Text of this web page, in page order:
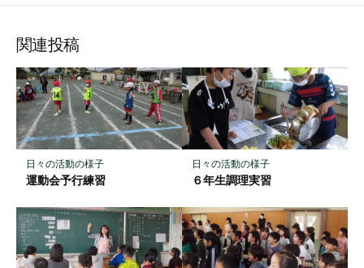
ア
ク
マ
ー
ク
に
関連投稿
日々の活動の様子
運動会予行練習
日々の活動の様子
６年生調理実習